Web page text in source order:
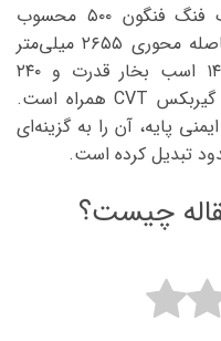
است که نسخه تغییرنام‌یافته دانگ فنگ فنگون ۵۰۰ محسوب
می‌شود و طول ۴۴۲۵ میلی‌متر با فاصله محوری ۲۶۵۵ میلی‌متر
دارد. موتور ۱.۵ لیتری توربو آن ۱۴۳ اسب بخار قدرت و ۲۴۰
نیوتن‌متر گشتاور تولید می‌کند و با گیربکس CVT همراه است.
پایه، آن را به گزینه‌ای
تبدیل کرده است.
چیست؟